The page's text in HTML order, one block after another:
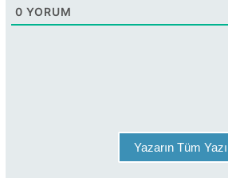
0 YORUM
Yazarın Tüm